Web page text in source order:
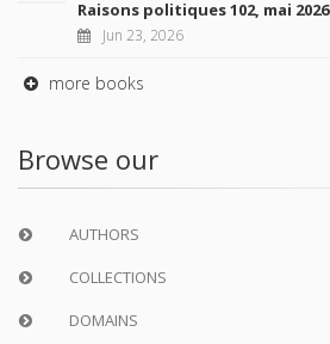
Raisons politiques 102, mai 2026
Jun 23, 2026
more books
Browse our
AUTHORS
COLLECTIONS
DOMAINS